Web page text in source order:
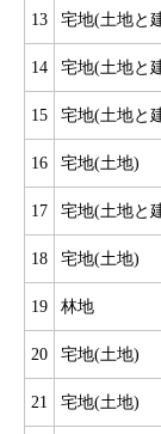
13 宅地(土地と
14 宅地(土地と
15 宅地(土地と
16 宅地(土地)
17 宅地(土地と
18 宅地(土地)
19 林地
20 宅地(土地)
21 宅地(土地)